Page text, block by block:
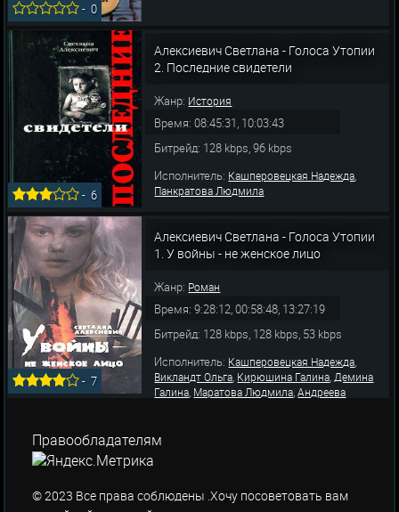
-0
-6
Алексиевич Светлана - Голоса Утопии
2. Последние свидетели
Жанр: История
Время: 08:45:31, 10:03:43
Битрейд: 128 kbps, 96 kbps
Исполнитель: Кашперовецкая Надежда,
Панкратова Людмила
-7
Алексиевич Светлана - Голоса Утопии
1. У войны - не женское лицо
Жанр: Роман
Время: 9:28:12, 00:58:48, 13:27:19
Битрейд: 128 kbps, 128 kbps, 53 kbps
Исполнитель: Кашперовецкая Надежда,
Викландт Ольга, Кирюшина Галина,Демина
Галина, Маратова Людмила,Андреева
Маркова Надежда
Правообладателям
© 2023 Все права соблюдены .Хочу посоветовать вам